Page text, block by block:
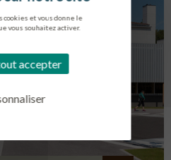
et vous donne le
vous souhaitez activer.
accepter